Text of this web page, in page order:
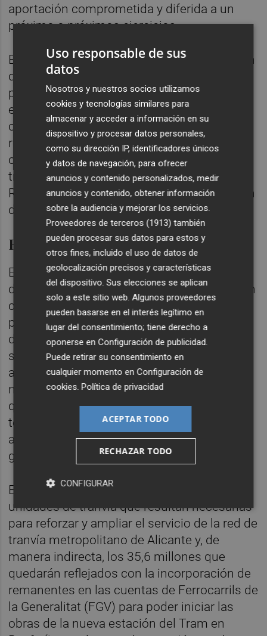
aportación comprometida y diferida a un
próximo o próximos ejercicios.
En todo caso, las mismas fuentes resaltaron
que, sea cual sea la suma que se concrete
para cada anualidad, esa aportación
extraordinaria permitirá liberar la misma
cuantía de fondos propios, entre los
recursos disponibles por la Generalitat, así
como fondos europeos entre los
transferidos a través del Mecanismo de
Recuperación y Resiliencia, para la ejecución
de otras infraestructuras.
El listado de proyectos
El desglose definitivo de las actuaciones a
desarrollar en el conjunto de la provincia con
cargo a ese fondo extra es otro de los
principales flecos que sigue pendiente de
determinación en las conversaciones que
siguen en curso entre las dos
administraciones. Todo parece indicar que
no se anunciarán hasta el momento en el
que se produzca la firma del convenio. Con
todo, sí se ha anticipado algunas de esas
actuaciones que quedarán financiadas
gracias a la llegada de esas transferencias.
Entre ellas, figuraría la compra de 40 nuevas
unidades de tranvía que resultan necesarias
para reforzar y ampliar el servicio de la red de
tranvía metropolitano de Alicante y, de
manera indirecta, los 35,6 millones que
quedarán reflejados con la incorporación de
remanentes en las cuentas de Ferrocarrils de
la Generalitat (FGV) para poder iniciar las
obras de la nueva estación del Tram en
Uso responsable de sus
datos
Nosotros y nuestros socios utilizamos
cookies y tecnologías similares para
almacenar y acceder a información en su
dispositivo y procesar datos personales,
como su dirección IP, identificadores únicos
y datos de navegación, para ofrecer
anuncios y contenido personalizados, medir
anuncios y contenido, obtener información
sobre la audiencia y mejorar los servicios.
Proveedores de terceros (1913) también
pueden procesar sus datos para estos y
otros fines, incluido el uso de datos de
geolocalización precisos y características
del dispositivo. Sus elecciones se aplican
solo a este sitio web. Algunos proveedores
pueden basarse en el interés legítimo en
lugar del consentimiento; tiene derecho a
oponerse enConfiguración de publicidad
Puede retirar su consentimiento en
cualquier momento enConfiguración de
cookies .Política de privacidad
ACEPTAR TODO
RECHAZAR TODO
CONFIGURAR